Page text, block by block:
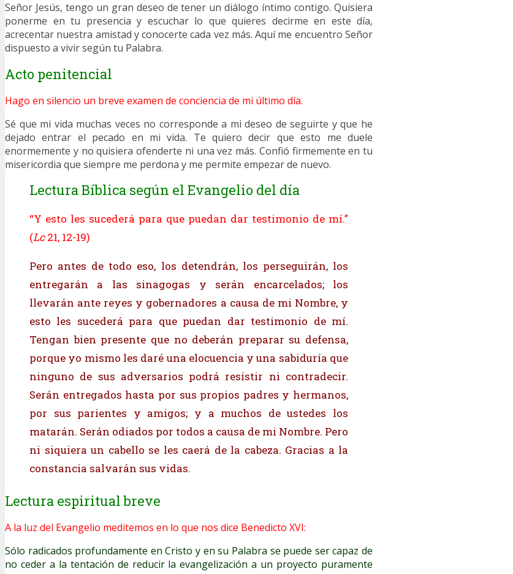
Señor Jesús, tengo un gran deseo de tener un diálogo íntimo contigo. Quisiera
ponerme en tu presencia y escuchar lo que quieres decirme en este día,
acrecentar nuestra amistad y conocerte cada vez más. Aquí me encuentro Señor
dispuesto a vivir según tu Palabra.
Acto penitencial
Hago en silencio un breve examen de conciencia de mi último día.
Sé que mi vida muchas veces no corresponde a mi deseo de seguirte y que he
dejado entrar el pecado en mi vida. Te quiero decir que esto me duele
enormemente y no quisiera ofenderte ni una vez más. Confió firmemente en tu
misericordia que siempre me perdona y me permite empezar de nuevo.
Lectura Bíblica según el Evangelio del día
“Y esto les sucederá para que puedan dar testimonio de mí.”
(Lc21, 12-19)
Pero antes de todo eso, los detendrán, los perseguirán, los
entregarán a las sinagogas y serán encarcelados; los
llevarán ante reyes y gobernadores a causa de mi Nombre, y
esto les sucederá para que puedan dar testimonio de mí.
Tengan bien presente que no deberán preparar su defensa,
porque yo mismo les daré una elocuencia y una sabiduría que
ninguno de sus adversarios podrá resistir ni contradecir.
Serán entregados hasta por sus propios padres y hermanos,
por sus parientes y amigos; y a muchos de ustedes los
matarán. Serán odiados por todos a causa de mi Nombre. Pero
ni siquiera un cabello se les caerá de la cabeza. Gracias a la
constancia salvarán sus vidas.
Lectura espiritual breve
A la luz del Evangelio meditemos en lo que nos dice Benedicto XVI:
Sólo radicados profundamente en Cristo y en su Palabra se puede ser capaz de
no ceder a la tentación de reducir la evangelización a un proyecto puramente